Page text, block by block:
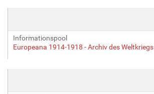
Informationspool
Europeana 1914-1918 - Archiv des Weltkriegs